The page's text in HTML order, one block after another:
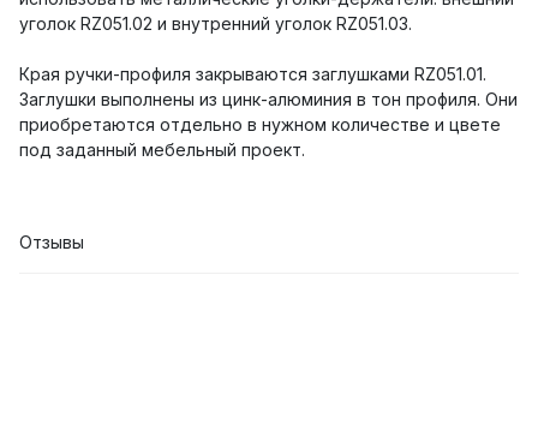
уголок RZ051.02 и внутренний уголок RZ051.03.
Края ручки-профиля закрываются заглушками RZ051.01.
Заглушки выполнены из цинк-алюминия в тон профиля. Они
приобретаются отдельно в нужном количестве и цвете
под заданный мебельный проект.
Отзывы